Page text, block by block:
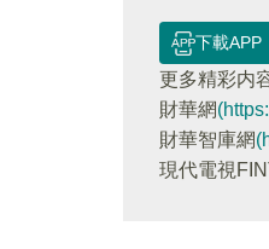
下載APP
更多精彩内
財華網
財華智庫網
現代電視